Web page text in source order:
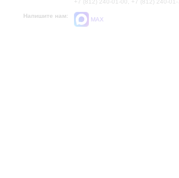
+7 (812) 240-01-00, +7 (812) 240-01-
Напишите нам:
MAX